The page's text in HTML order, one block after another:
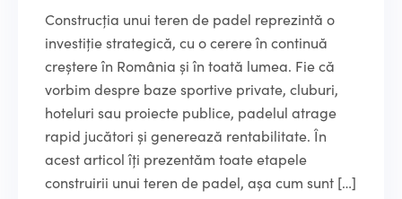
Construcția unui teren de padel reprezintă o
investiție strategică, cu o cerere în continuă
creștere în România și în toată lumea. Fie că
vorbim despre baze sportive private, cluburi,
hoteluri sau proiecte publice, padelul atrage
rapid jucători și generează rentabilitate. În
acest articol îți prezentăm toate etapele
construirii unui teren de padel, așa cum sunt […]